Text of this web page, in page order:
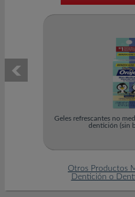
Geles refrescantes no
dentición (sin
Otros Productos
Dentición o